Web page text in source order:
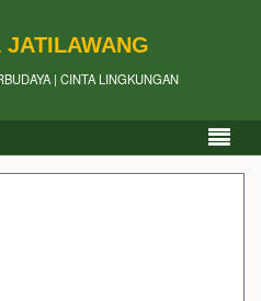
JATILAWANG
| CINTA LINGKUNGAN